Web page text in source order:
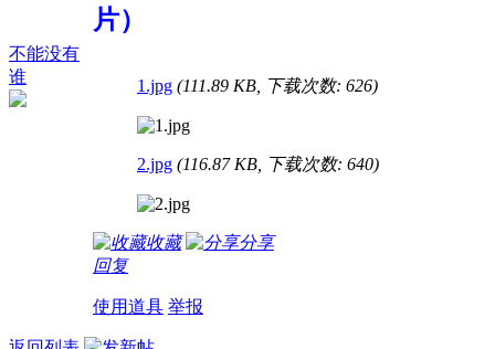
不能没有
谁
片）
1.jpg (111.89 KB, 下载次数: 626)
2.jpg (116.87 KB, 下载次数: 640)
收藏
分享
回复
使用道具 举报